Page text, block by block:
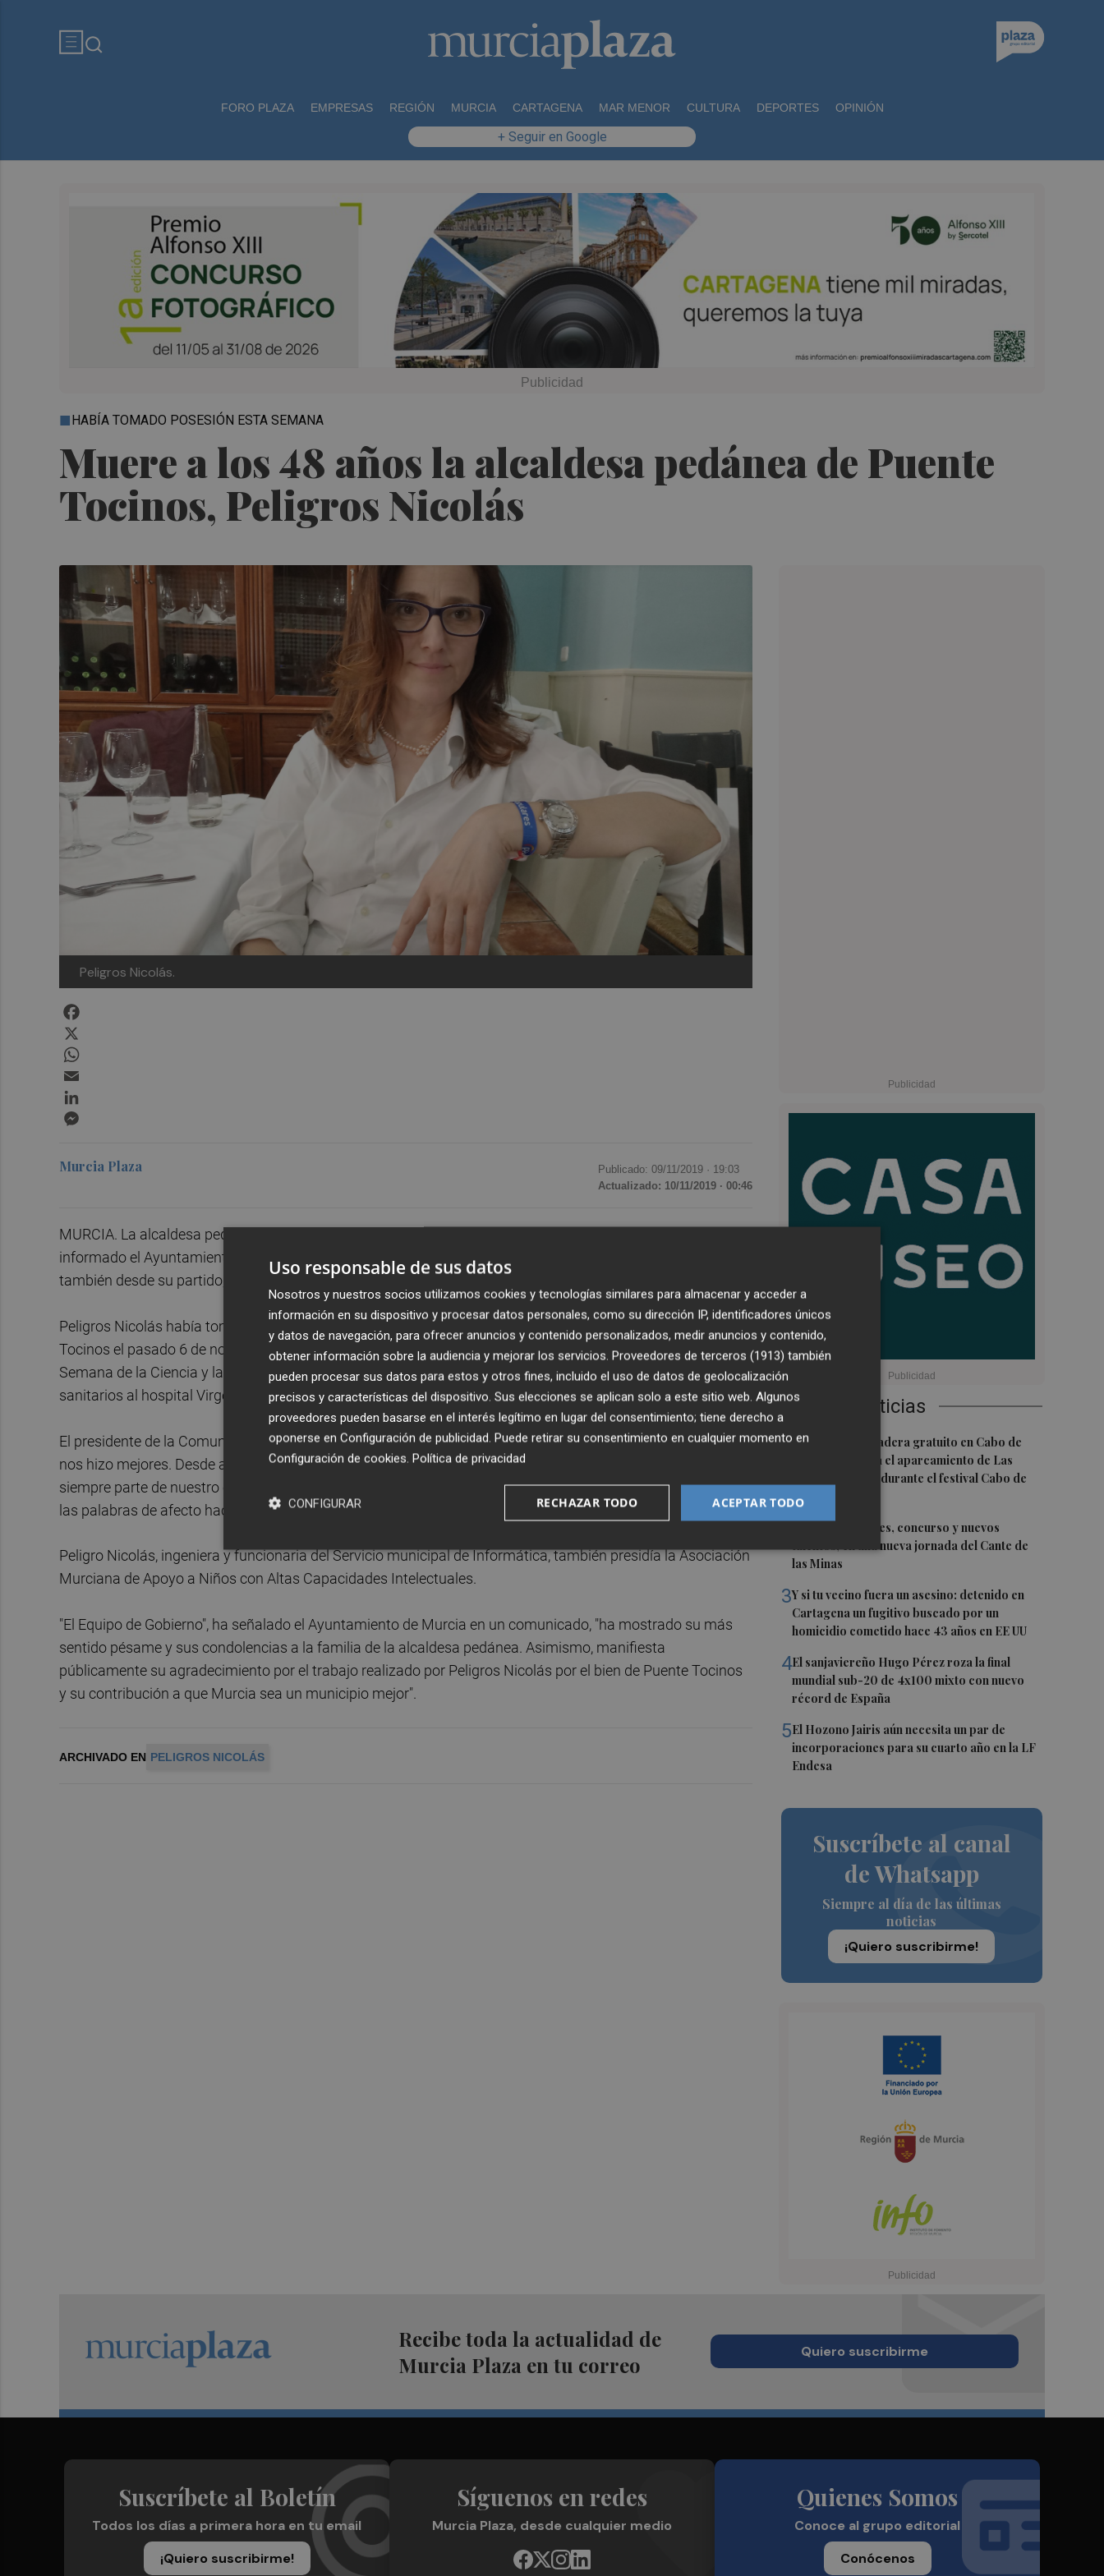
FORO PLAZA EMPRESAS REGIÓN MURCIA CARTAGENA MAR MENOR CULTURA DEPORTES OPINIÓN
+ Seguir en Google
Muere a los 48 años la alcaldesa pedánea de Puente
Tocinos, Peligros Nicolás
HABÍA TOMADO POSESIÓN ESTA SEMANA
Peligros Nicolás.
Últimas Noticias
1 Un autobús lanzadera gratuito en Cabo de
Palos conectará el aparcamiento de Las
Dunas y el Faro durante el festival Cabo de
Pop
2 Tardes Culturales, concurso y nuevos
talentos, en una nueva jornada del Cante de
las Minas
3Y si tu vecino fuera un asesino: detenido en
Cartagena un fugitivo buscado por un
homicidio cometido hace 43 años en EE UU
4El sanjaviereño Hugo Pérez roza la final
mundial sub-20 de 4x100 mixto con nuevo
récord de España
5El Hozono Jairis aún necesita un par de
incorporaciones para su cuarto año en la LF
Endesa
Suscríbete al canal
de Whatsapp
Siempre al día de las últimas
noticias
¡Quiero suscribirme!
Murcia Plaza Publicado: 09/11/2019 · 19:03
Actualizado: 10/11/2019 · 00:46
MURCIA. La alcaldesa pedánea de Puente Tocinos,
informado el Ayuntamiento de Murcia, que muestra su pesar y dolor por su fallecimiento, como han hecho
también desde su partido, el PP, y el resto de grupos municipales.
Peligros Nicolás había tomado posesión de su cargo como presidenta de la Junta Municipal de Puente
Tocinos el pasado 6 de noviembre. La pedánea se encontraba visitando este fin de semana los stands de la
Semana de la Ciencia y la Tecnología de Murcia cuando sufrió un derrame cerebral. Fue trasladada por los
sanitarios al hospital Virgen de la Arrixaca y fue operada de urgencia, pero finalmente falleció.
El presidente de la Comunidad, Fernando López Miras, ha lamentado su fallecimiento: "Su inconformismo
nos hizo mejores. Desde ayer todos teníamos parte de nuestros pensamientos con Peli, ahora tendremos
siempre parte de nuestro corazón con ella y con su familia", ha indicado López Miras, quien ha agradecido
las palabras de afecto hacia la familia del PP murciano.
Peligro Nicolás, ingeniera y funcionaria del Servicio municipal de Informática, también presidía la Asociación
Murciana de Apoyo a Niños con Altas Capacidades Intelectuales.
"El Equipo de Gobierno", ha señalado el Ayuntamiento de Murcia en un comunicado, "ha mostrado su más
sentido pésame y sus condolencias a la familia de la alcaldesa pedánea. Asimismo, manifiesta
públicamente su agradecimiento por el trabajo realizado por Peligros Nicolás por el bien de Puente Tocinos
y su contribución a que Murcia sea un municipio mejor".
ARCHIVADO EN PELIGROS NICOLÁS
Recibe toda la actualidad de
Murcia Plaza en tu correo
Quiero suscribirme
Suscríbete al Boletín
Todos los días a primera hora en tu email
¡Quiero suscribirme!
Síguenos en redes
Murcia Plaza, desde cualquier medio
Quienes Somos
Conoce al grupo editorial
Conócenos
Uso responsable de sus datos
Nosotros y nuestros socios utilizamos cookies y tecnologías similares para almacenar y acceder a
información en su dispositivo y procesar datos personales, como su dirección IP, identificadores únicos
y datos de navegación, para ofrecer anuncios y contenido personalizados, medir anuncios y contenido,
obtener información sobre la audiencia y mejorar los servicios. Proveedores de terceros (1913) también
pueden procesar sus datos para estos y otros fines, incluido el uso de datos de geolocalización
precisos y características del dispositivo. Sus elecciones se aplican solo a este sitio web. Algunos
proveedores pueden basarse en el interés legítimo en lugar del consentimiento; tiene derecho a
oponerse en Configuración de publicidad. Puede retirar su consentimiento en cualquier momento en
Configuración de cookies. Política de privacidad
ACEPTAR TODO
RECHAZAR TODO
CONFIGURAR